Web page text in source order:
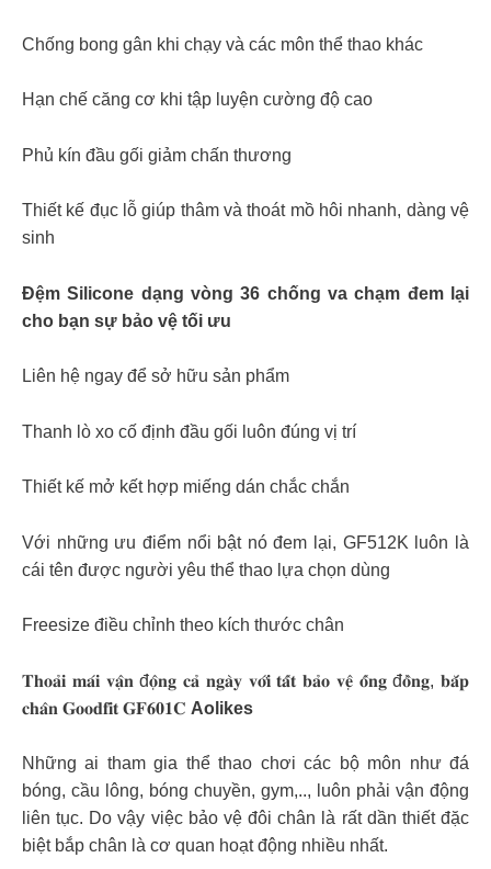
Chống bong gân khi chạy và các môn thể thao khác
Hạn chế căng cơ khi tập luyện cường độ cao
Phủ kín đầu gối giảm chấn thương
Thiết kế đục lỗ giúp thâm và thoát mồ hôi nhanh, dàng vệ
sinh
Đệm Silicone dạng vòng 36 chống va chạm đem lại
cho bạn sự bảo vệ tối ưu
Liên hệ ngay để sở hữu sản phẩm
Thanh lò xo cố định đầu gối luôn đúng vị trí
Thiết kế mở kết hợp miếng dán chắc chắn
Với những ưu điểm nổi bật nó đem lại, GF512K luôn là
cái tên được người yêu thể thao lựa chọn dùng
Freesize điều chỉnh theo kích thước chân
𝐓𝐡𝐨𝐚̉𝐢 𝐦𝐚́𝐢 𝐯𝐚̣̂𝐧 đ𝐨̣̂𝐧𝐠 𝐜𝐚̉ 𝐧𝐠𝐚̀𝐲 𝐯𝐨̛́𝐢 𝐭𝐚̂́𝐭 𝐛𝐚̉𝐨 𝐯𝐞̣̂ 𝐨̂́𝐧𝐠 đ𝐨̂̀𝐧𝐠, 𝐛𝐚̆́𝐩
𝐜𝐡𝐚̂𝐧 𝐆𝐨𝐨𝐝𝐟𝐢𝐭 𝐆𝐅𝟔𝟎𝟏𝐂 Aolikes
Những ai tham gia thể thao chơi các bộ môn như đá
bóng, cầu lông, bóng chuyền, gym,.., luôn phải vận động
liên tục. Do vậy việc bảo vệ đôi chân là rất dần thiết đặc
biệt bắp chân là cơ quan hoạt động nhiều nhất.